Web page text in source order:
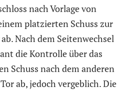
nach Vorlage von
platzierten Schuss zur
Nach dem Seitenwechsel
die Kontrolle über das
Schuss nach dem anderen
ab, jedoch vergeblich. Die